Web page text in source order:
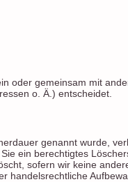
oder gemeinsam mit
o. Ä.) entscheidet.
genannt wurde,
ein berechtigtes
sofern wir keine
handelsrechtliche